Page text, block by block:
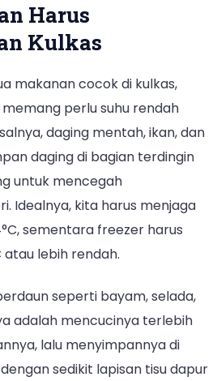
Harus
Kulkas
makanan cocok di kulkas,
perlu suhu rendah
daging mentah, ikan, dan
daging di bagian terdingin
untuk mencegah
Idealnya, kita harus menjaga
sementara freezer harus
atau lebih rendah.
seperti bayam, selada,
adalah mencucinya terlebih
lalu menyimpannya di
sedikit lapisan tisu dapur